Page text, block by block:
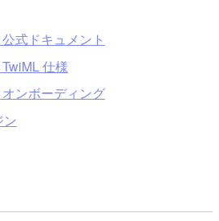
式ドキュメント
仕様
ンボーディング
ン